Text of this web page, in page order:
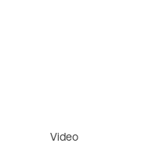
Video